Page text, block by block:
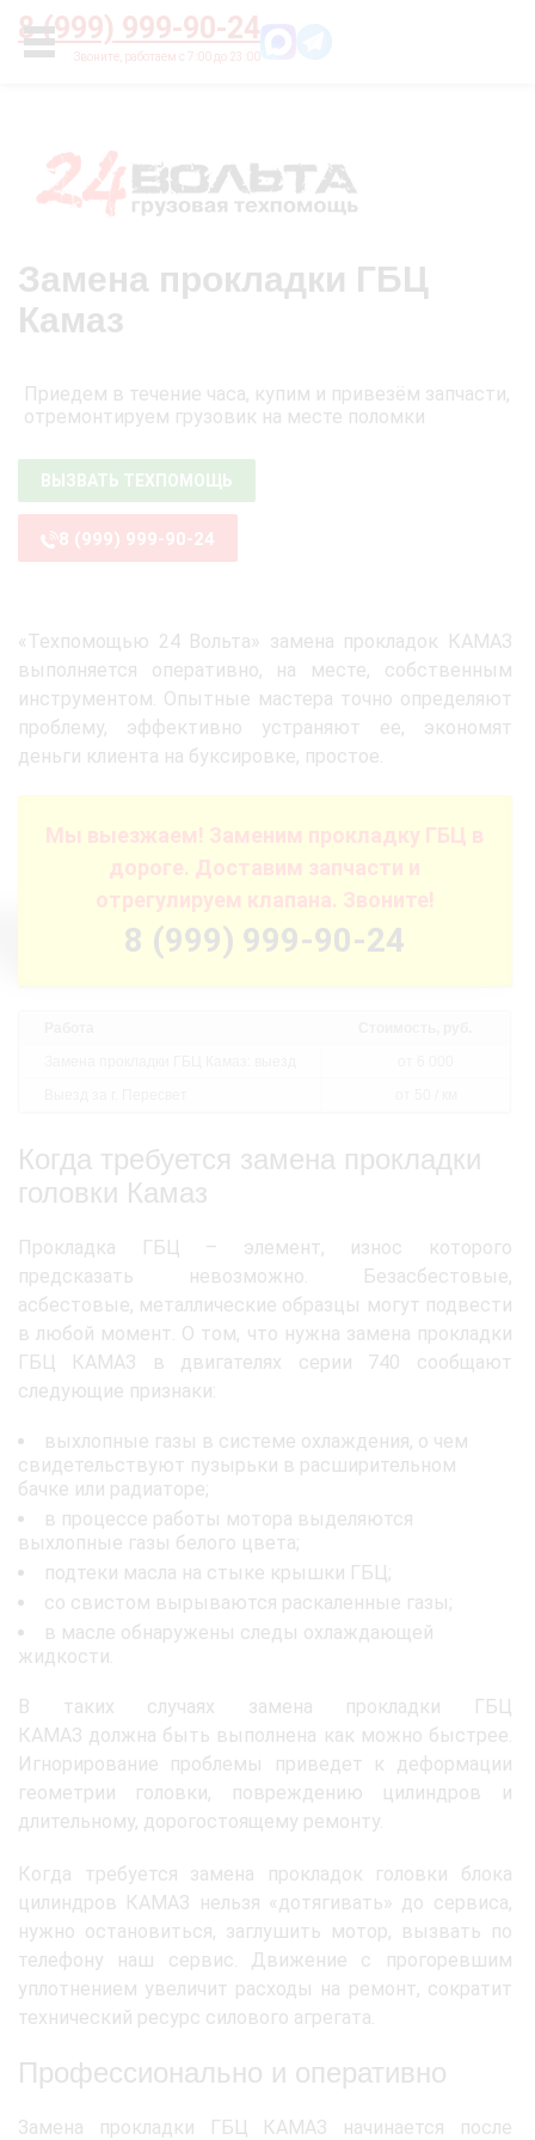
8 (999) 999-90-24
УСЛУГИ
Главная О нас Цены
Замена прокладки ГБЦ
Камаз
Приедем в течение часа, купим и привезём запчасти,
отремонтируем грузовик на месте поломки
ВЫЗВАТЬ ТЕХПОМОЩЬ
8 (999) 999-90-24
«Техпомощью 24 Вольта» замена прокладок КАМАЗ
выполняется оперативно, на месте, собственным
инструментом. Опытные мастера точно определяют
проблему, эффективно устраняют ее, экономят
деньги клиента на буксировке, простое.
Мы выезжаем! Заменим прокладку ГБЦ в
дороге. Доставим запчасти и
отрегулируем клапана. Звоните!
8 (999) 999-90-24
Когда требуется замена прокладки
головки Камаз
Прокладка ГБЦ – элемент, износ которого
предсказать невозможно. Безасбестовые,
асбестовые, металлические образцы могут подвести
в любой момент. О том, что нужна замена прокладки
ГБЦ КАМАЗ в двигателях серии 740 сообщают
следующие признаки:
выхлопные газы в системе охлаждения, о чем
свидетельствуют пузырьки в расширительном
бачке или радиаторе;
в процессе работы мотора выделяются
выхлопные газы белого цвета;
подтеки масла на стыке крышки ГБЦ;
со свистом вырываются раскаленные газы;
в масле обнаружены следы охлаждающей
жидкости.
В таких случаях замена прокладки ГБЦ
КАМАЗ должна быть выполнена как можно быстрее.
Игнорирование проблемы приведет к деформации
геометрии головки, повреждению цилиндров и
длительному, дорогостоящему ремонту.
Когда требуется замена прокладок головки блока
цилиндров КАМАЗ нельзя «дотягивать» до сервиса,
нужно остановиться, заглушить мотор, вызвать по
телефону наш сервис. Движение с прогоревшим
уплотнением увеличит расходы на ремонт, сократит
технический ресурс силового агрегата.
Профессионально и оперативно
Замена прокладки ГБЦ КАМАЗ начинается после